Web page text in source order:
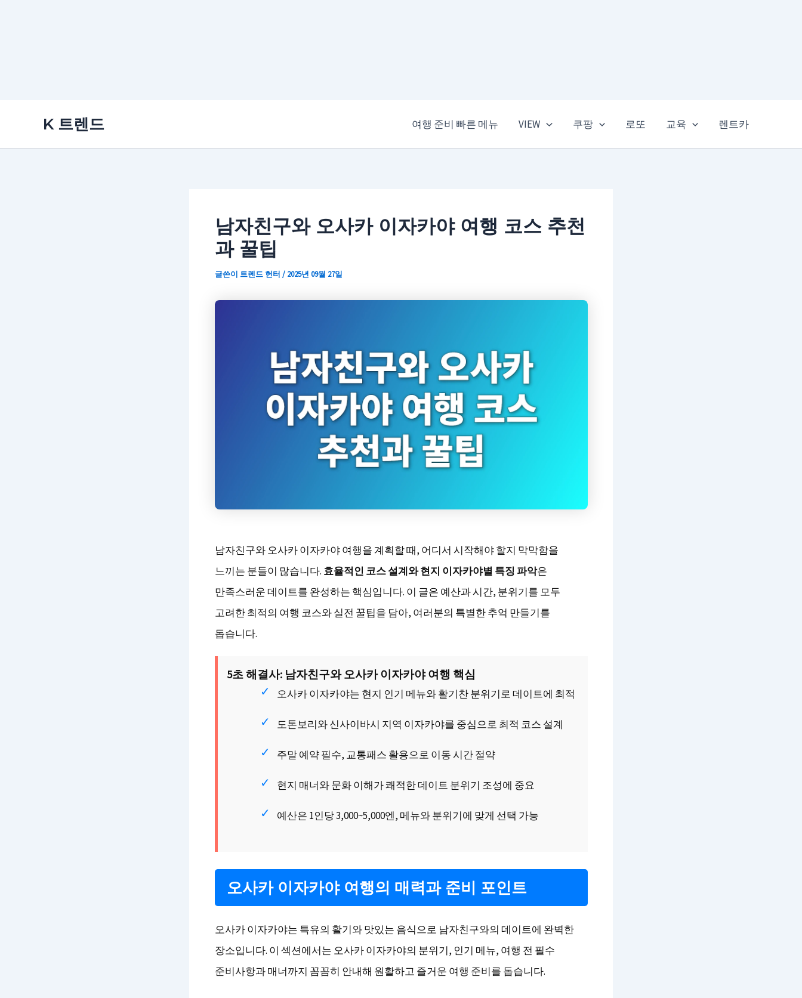
K 트렌드 여행 준비 빠른 메뉴 VIEW 쿠팡 로또 교육 렌트카
남자친구와 오사카 이자카야 여행 코스 추천
과 꿀팁
글쓴이 트렌드 헌터 / 2025년 09월 27일
남자친구와 오사카 이자카야 여행을 계획할 때, 어디서 시작해야 할지 막막함을
느끼는 분들이 많습니다. 효율적인 코스 설계와 현지 이자카야별 특징 파악은
만족스러운 데이트를 완성하는 핵심입니다. 이 글은 예산과 시간, 분위기를 모두
고려한 최적의 여행 코스와 실전 꿀팁을 담아, 여러분의 특별한 추억 만들기를
돕습니다.
5초 해결사: 남자친구와 오사카 이자카야 여행 핵심
오사카 이자카야는 현지 인기 메뉴와 활기찬 분위기로 데이트에 최적
도톤보리와 신사이바시 지역 이자카야를 중심으로 최적 코스 설계
주말 예약 필수, 교통패스 활용으로 이동 시간 절약
현지 매너와 문화 이해가 쾌적한 데이트 분위기 조성에 중요
예산은 1인당 3,000~5,000엔, 메뉴와 분위기에 맞게 선택 가능
오사카 이자카야 여행의 매력과 준비 포인트
오사카 이자카야는 특유의 활기와 맛있는 음식으로 남자친구와의 데이트에 완벽한
장소입니다. 이 섹션에서는 오사카 이자카야의 분위기, 인기 메뉴, 여행 전 필수
준비사항과 매너까지 꼼꼼히 안내해 원활하고 즐거운 여행 준비를 돕습니다.